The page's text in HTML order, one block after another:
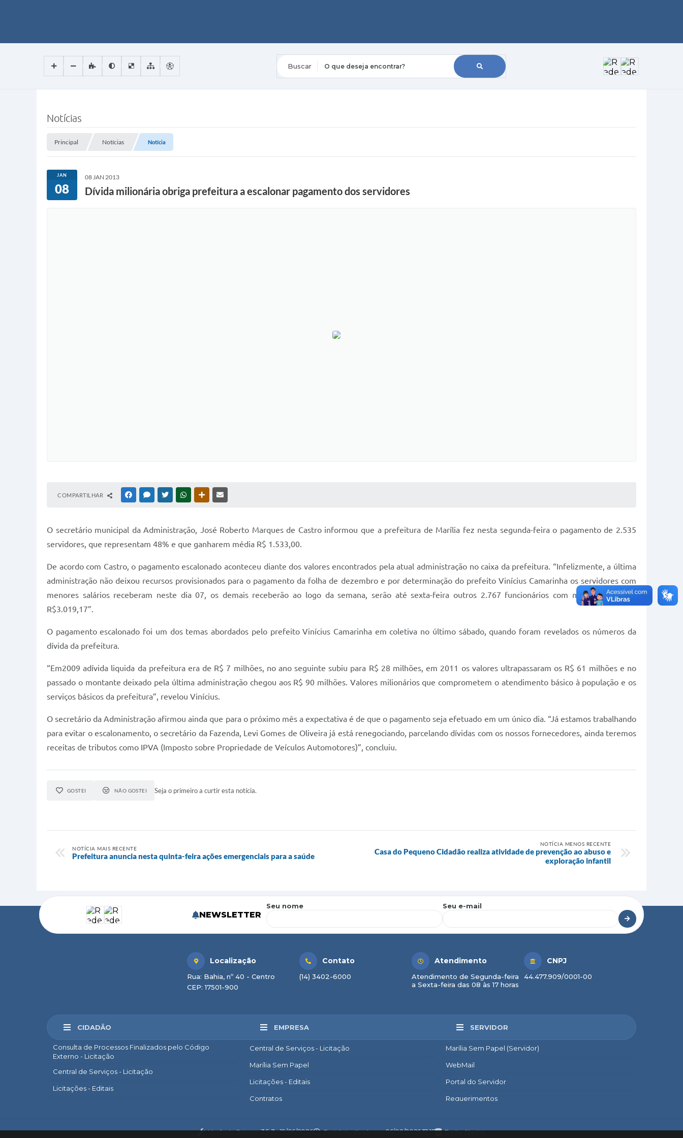
Notícias
Principal Notícias Notícia
JAN
08
08 JAN 2013
Dívida milionária obriga prefeitura a escalonar pagamento dos servidores
COMPARTILHAR FACEBOOKMESSENGER
TWITTERWHATSAPPOUTRAS MÍDIAS
O secretário municipal da Administração, José Roberto Marques de Castro informou que a prefeitura de Marília fez nesta segunda-feira o pagamento de 2.535
servidores, que representam 48% e que ganharem média R$ 1.533,00.
De acordo com Castro, o pagamento escalonado aconteceu diante dos valores encontrados pela atual administração no caixa da prefeitura. “Infelizmente, a última
administração não deixou recursos provisionados para o pagamento da folha de dezembro e por determinação do prefeito Vinícius Camarinha os servidores com
menores salários receberam neste dia 07, os demais receberão ao logo da semana, serão até sexta-feira outros 2.767 funcionários com média salarial de
R$3.019,17”.
O pagamento escalonado foi um dos temas abordados pelo prefeito Vinícius Camarinha em coletiva no último sábado, quando foram revelados os números da
dívida da prefeitura.
“Em2009 adívida liquida da prefeitura era de R$ 7 milhões, no ano seguinte subiu para R$ 28 milhões, em 2011 os valores ultrapassaram os R$ 61 milhões e no
passado o montante deixado pela última administração chegou aos R$ 90 milhões. Valores milionários que comprometem o atendimento básico à população e os
serviços básicos da prefeitura”, revelou Vinícius.
O secretário da Administração afirmou ainda que para o próximo mês a expectativa é de que o pagamento seja efetuado em um único dia. “Já estamos trabalhando
para evitar o escalonamento, o secretário da Fazenda, Levi Gomes de Oliveira já está renegociando, parcelando dívidas com os nossos fornecedores, ainda teremos
receitas de tributos como IPVA (Imposto sobre Propriedade de Veículos Automotores)”, concluiu.
GOSTEI NÃO GOSTEI Seja o primeiro a curtir esta notícia.
NOTÍCIA MAIS RECENTE
Prefeitura anuncia nesta quinta-feira ações emergenciais para a saúde
NOTÍCIA MENOS RECENTE
Casa do Pequeno Cidadão realiza atividade de prevenção ao abuso e
exploração infantil
NEWSLETTER
Seu nome Seu e-mail
CIDADÃO
Consulta de Processos Finalizados pelo Código
Externo - Licitação
Central de Serviços - Licitação
Licitações - Editais
EMPRESA
Central de Serviços - Licitação
Marília Sem Papel
Licitações - Editais
Contratos
Diário Oficial
SERVIDOR
Marília Sem Papel (Servidor)
WebMail
Portal do Servidor
Requerimentos
Consignado
Localização
Rua: Bahia, nº 40 - Centro
CEP: 17501-900
Contato
(14) 3402-6000
Atendimento
Atendimento de Segunda-feira
a Sexta-feira das 08 às 17 horas
CNPJ
44.477.909/0001-00
Versão do Sistema:3.5.3 - 19/06/2026 Portal atualizado em:06/08/2026 17:17 Dados Abertos